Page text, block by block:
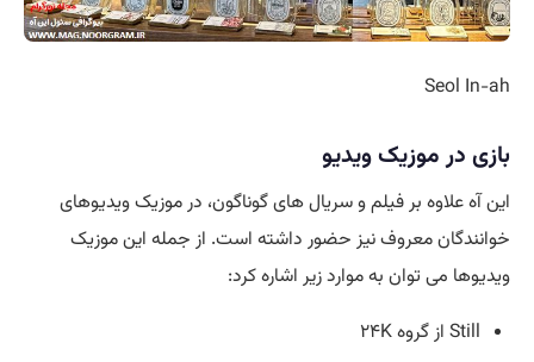
Seol In-ah
بازی در موزیک ویدیو
این آه علاوه بر فیلم و سریال های گوناگون، در موزیک ویدیوهای
خوانندگان معروف نیز حضور داشته است. از جمله این موزیک
ویدیوها می توان به موارد زیر اشاره کرد:
Still از گروه ۲۴K